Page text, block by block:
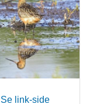
Se link-side